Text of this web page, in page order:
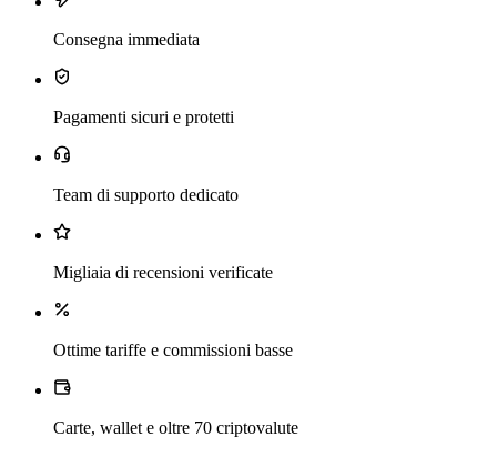
Consegna immediata
Pagamenti sicuri e protetti
Team di supporto dedicato
Migliaia di recensioni verificate
Ottime tariffe e commissioni basse
Carte, wallet e oltre 70 criptovalute